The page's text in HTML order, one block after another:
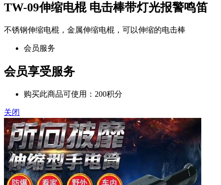
TW-09伸缩电棍 电击棒带灯光报警鸣笛
不锈钢伸缩电棍，金属伸缩电棍，可以伸缩的电击棒
会员服务
会员享受服务
购买此商品可使用：200积分
关闭